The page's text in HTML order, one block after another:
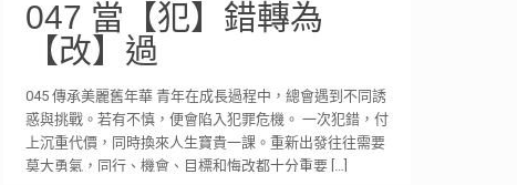
047 當【犯】錯轉為
【改】過
045 傳承美麗舊年華 青年在成長過程中，總會遇到不同誘
惑與挑戰。若有不慎，便會陷入犯罪危機。 一次犯錯，付
上沉重代價，同時換來人生寶貴一課。重新出發往往需要
莫大勇氣，同行、機會、目標和悔改都十分重要[…]